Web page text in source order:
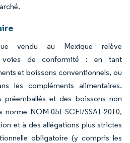
vendu au Mexique relève
voies de conformité : en tant
et boissons conventionnels, ou
les compléments alimentaires.
préemballés et des boissons non
NOM-051-SCFI/SSA1-2010,
et à des allégations plus strictes
obligatoire (y compris les